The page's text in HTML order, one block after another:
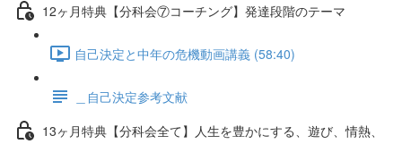
12ヶ月特典【分科会⑦コーチング】発達段階のテーマ
自己決定と中年の危機動画講義 (58:40)
＿自己決定参考文献
13ヶ月特典【分科会全て】人生を豊かにする、遊び、情熱、